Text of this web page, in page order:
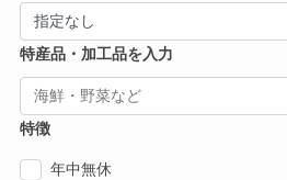
特産品・加工品を入力
特徴
年中無休